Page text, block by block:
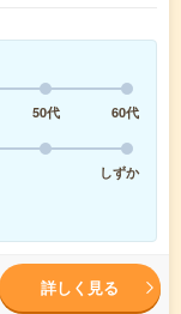
50代
60代
しずか
詳しく見る